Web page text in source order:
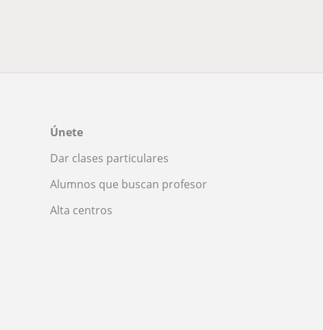
Únete
Dar clases particulares
Alumnos que buscan profesor
Alta centros